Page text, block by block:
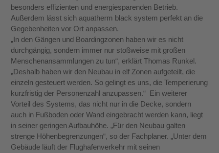
besonders effizi­enten und energiesparenden Betrieb.
Außerdem lässt sich aquatherm black system perfekt an die
Gegebenheiten vor Ort anpassen.
„In den Gängen und Boardingzonen haben wir es nicht
durchgängig, sondern immer nur stoßweise mit großen
Menschenansammlungen zu tun“, erklärt Thomas Runkel.
„Deshalb haben wir den Neubau in elf Zonen aufgeteilt, die
einzeln gesteuert werden. So gelingt es uns, die Temperierung
kurzfristig der Personenzahl anzupassen.“ Ein weiterer
Vorteil des Systems, das nicht nur in die Decke, sondern
auch in Fußboden oder Wand eingebracht werden kann, liegt
in seiner geringen Aufbauhöhe. „Für den Neubau galten
strenge Höhenbegrenzungen“, so der Fachplaner. „Unter dem
Gebäude läuft der Flughafenverkehr mit seinen